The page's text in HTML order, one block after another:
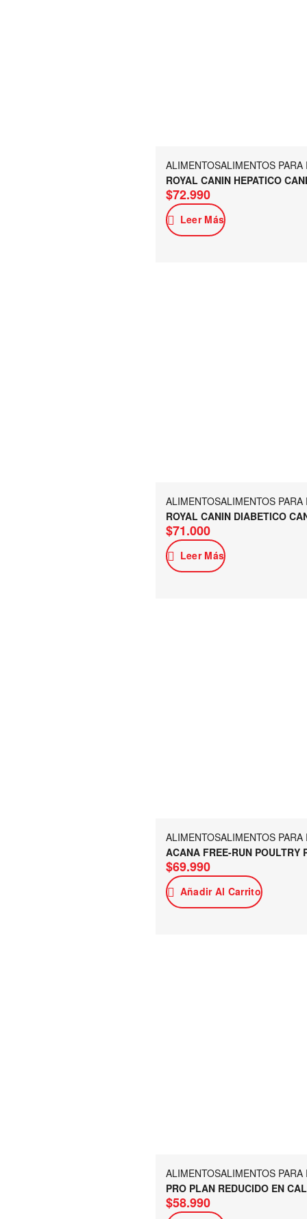
ALIMENTOSALIMENTOS PARA
ROYAL CANIN HEPATICO
$72.990
Leer Más
ALIMENTOSALIMENTOS PARA
ROYAL CANIN DIABETICO
$71.000
Leer Más
ALIMENTOSALIMENTOS PARA
ACANA FREE-RUN POULTRY
$69.990
Añadir Al Carrito
ALIMENTOSALIMENTOS PARA
PRO PLAN REDUCIDO EN
$58.990